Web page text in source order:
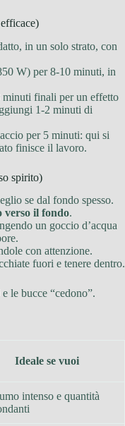
in un solo strato, con
W) per 8-10 minuti, in
finali per un effetto
1-2 minuti di
per 5 minuti: qui si
finisce il lavoro.
spirito)
se dal fondo spesso.
verso il fondo.
un goccio d’acqua
con attenzione.
fuori e tenere dentro.
le bucce “cedono”.
Ideale se vuoi
intenso e quantità